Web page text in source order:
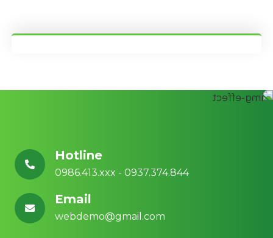
Hotline
0986.413.xxx - 0937.374.844
Email
webdemo@gmail.com